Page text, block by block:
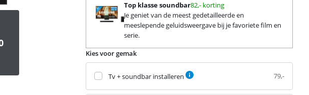
Top klasse soundbar82,- korting
Je geniet van de meest gedetailleerde en
meeslepende geluidsweergave bij je favoriete film en
serie.
Kies voor gemak
Tv + soundbar installeren 79,-